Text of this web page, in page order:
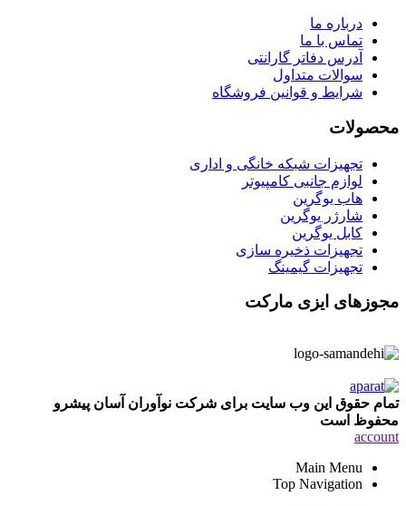
درباره ما
تماس با ما
آدرس دفاتر گارانتی
سوالات متداول
شرایط و قوانین فروشگاه
محصولات
تجهیزات شبکه خانگی و اداری
لوازم جانبی کامپیوتر
هاب یوگرین
شارژر یوگرین
کابل یوگرین
تجهیزات ذخیره سازی
تجهیزات گیمینگ
مجوزهای ایزی مارکت
تمام حقوق این وب سایت برای شرکت نوآوران آسان پیشرو
محفوظ است
account
Main Menu
Top Navigation